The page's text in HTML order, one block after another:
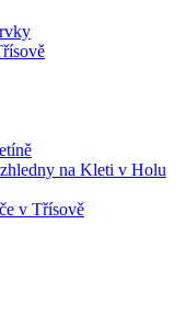
na Kleti v Holu
v Třísově